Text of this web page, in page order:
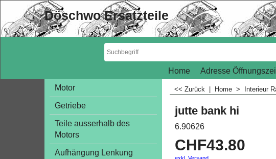
Döschwo Ersatzteile
Home Adresse
Motor
Getriebe
Teile ausserhalb des
Motors
Aufhängung Lenkung
<< Zurück Home > Interieur
jutte bank hi
6.90626
CHF43.80